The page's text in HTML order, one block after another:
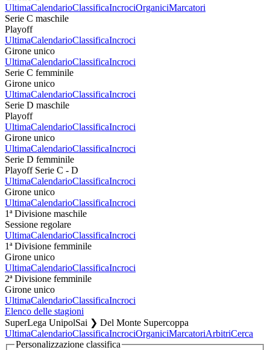
UltimaCalendarioClassificaIncrociOrganiciMarcatori
Serie C maschile
Playoff
UltimaCalendarioClassificaIncroci
Girone unico
UltimaCalendarioClassificaIncroci
Serie C femminile
Girone unico
UltimaCalendarioClassificaIncroci
Serie D maschile
Playoff
UltimaCalendarioClassificaIncroci
Girone unico
UltimaCalendarioClassificaIncroci
Serie D femminile
Playoff Serie C - D
UltimaCalendarioClassificaIncroci
Girone unico
UltimaCalendarioClassificaIncroci
1ª Divisione maschile
Sessione regolare
UltimaCalendarioClassificaIncroci
1ª Divisione femminile
Girone unico
UltimaCalendarioClassificaIncroci
2ª Divisione femminile
Girone unico
UltimaCalendarioClassificaIncroci
Elenco delle stagioni
SuperLega UnipolSai ❯ Del Monte Supercoppa
UltimaCalendarioClassificaIncrociOrganiciMarcatoriArbitriCerca
Personalizzazione classifica